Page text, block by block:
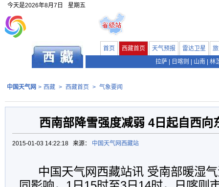
今天是2026年8月7日 星期五
首页 西藏首页 天气预报 雷达卫星
拉萨
日喀则 山南 林
中国天气网 > 西藏 > 西藏首页 > 气象要闻
西南部降雪强度减弱 4日起自西向
2015-01-03 14:22:18 来源： 中国天气网西藏站
中国天气网西藏站讯 受南部暖湿